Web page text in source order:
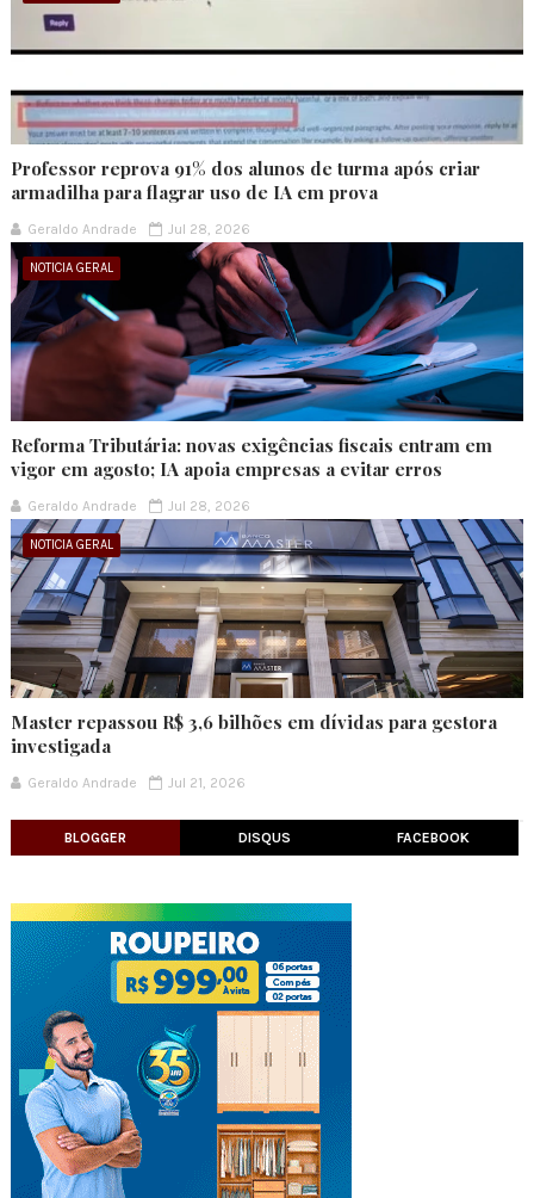
Professor reprova 91% dos alunos de turma após criar
armadilha para flagrar uso de IA em prova
Geraldo Andrade Jul 28, 2026
NOTICIA GERAL
Reforma Tributária: novas exigências fiscais entram em
vigor em agosto; IA apoia empresas a evitar erros
Geraldo Andrade Jul 28, 2026
NOTICIA GERAL
Master repassou R$ 3,6 bilhões em dívidas para gestora
investigada
Geraldo Andrade Jul 21, 2026
BLOGGER DISQUS FACEBOOK